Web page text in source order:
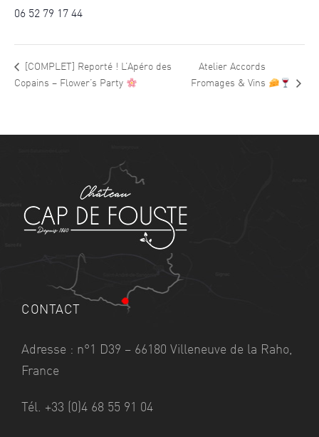
06 52 79 17 44
[COMPLET] Reporté ! L’Apéro des
Copains – Flower’s Party
Atelier Accords
Fromages & Vins
CONTACT
Adresse : n°1 D39 – 66180 Villeneuve de la Raho,
France
Tél. +33 (0)4 68 55 91 04